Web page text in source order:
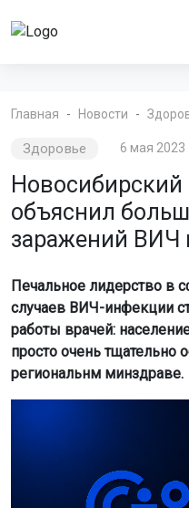
Главная Новости
Здоровье 6 мая 2023
объяснил
заражений ВИЧ
Печальное лидерство в
случаев ВИЧ-инфекции
работы врачей:
просто очень тщательно
региональнм минздраве.